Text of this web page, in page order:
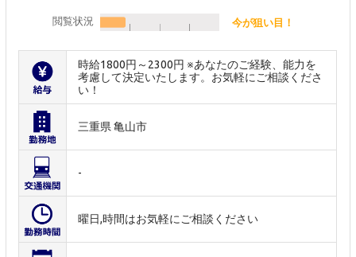
閲覧状況 今が狙い目！
時給1800円～2300円 ※あなたのご経験、能力を
考慮して決定いたします。お気軽にご相談くださ
い！
三重県 亀山市
-
曜日,時間はお気軽にご相談ください